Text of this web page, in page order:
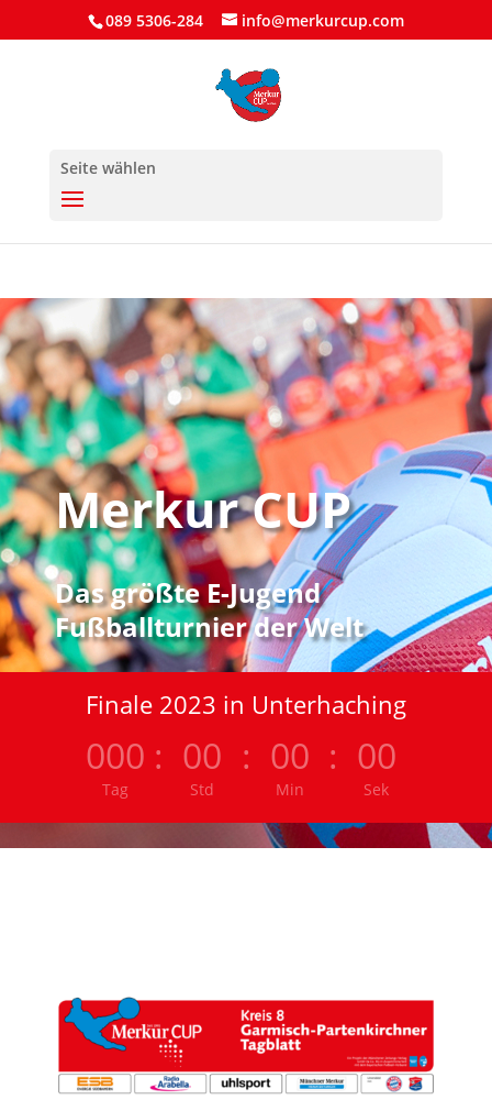
089 5306-284 info@merkurcup.com
Seite wählen
Merkur CUP
Das größte E-Jugend
Fußballturnier der Welt
Finale 2023 in Unterhaching
000
Tag
: 00
Std
: 00
Min
: 00
Sek